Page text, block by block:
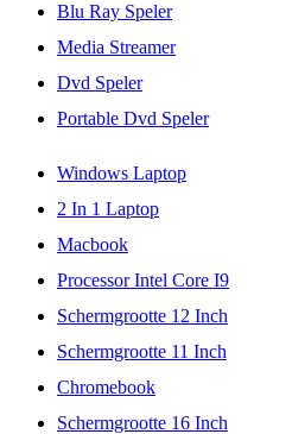
Blu Ray Speler
Media Streamer
Dvd Speler
Portable Dvd Speler
Windows Laptop
2 In 1 Laptop
Macbook
Processor Intel Core I9
Schermgrootte 12 Inch
Schermgrootte 11 Inch
Chromebook
Schermgrootte 16 Inch